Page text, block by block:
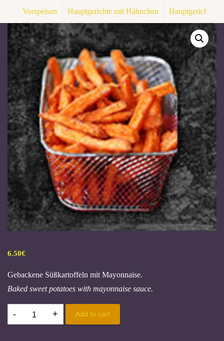
Vorspeisen Hauptgerichte mit Hähnchen Hauptgerichte
113. KHOAI LANG CHIENA, G
6.50€
Gebackene Süßkartoffeln mit Mayonnaise.
Baked sweet potatoes with mayonnaise sauce.
KHOAI
Add to cart